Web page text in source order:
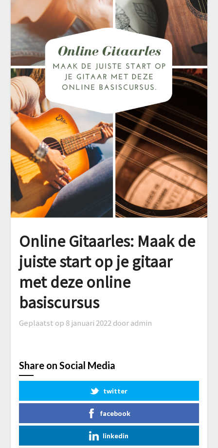
Online Gitaarles: Maak de
juiste start op je gitaar
met deze online
basiscursus
Geplaatst op 8 januari 2022 door admin
Share on Social Media
twitter
facebook
linkedin